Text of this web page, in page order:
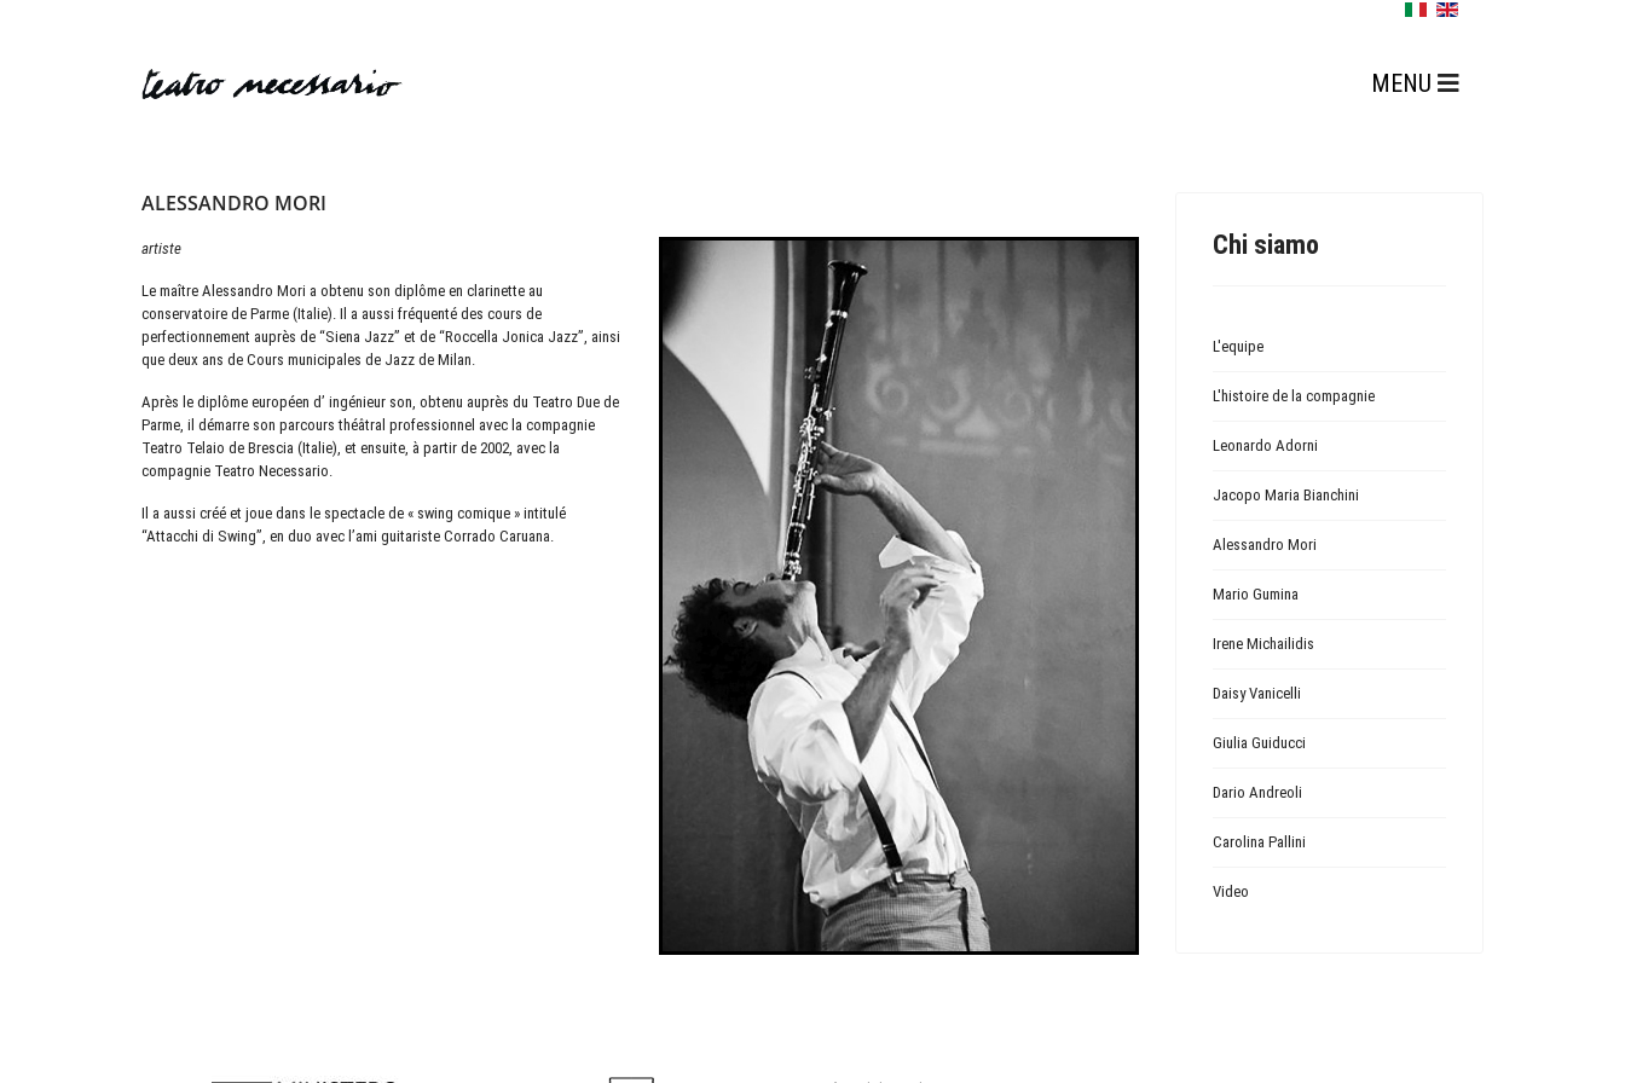
ALESSANDRO MORI
artiste
Le maître Alessandro Mori a obtenu son diplôme en clarinette au
conservatoire de Parme (Italie). Il a aussi fréquenté des cours de
perfectionnement auprès de “Siena Jazz” et de “Roccella Jonica Jazz”, ainsi
que deux ans de Cours municipales de Jazz de Milan.
Après le diplôme européen d’ ingénieur son, obtenu auprès du Teatro Due de
Parme, il démarre son parcours théâtral professionnel avec la compagnie
Teatro Telaio de Brescia (Italie), et ensuite, à partir de 2002, avec la
compagnie Teatro Necessario.
Il a aussi créé et joue dans le spectacle de « swing comique » intitulé
“Attacchi di Swing”, en duo avec l’ami guitariste Corrado Caruana.
Previous
Chi siamo
L'equipe
L'histoire de la compagnie
Leonardo Adorni
Jacopo Maria Bianchini
Alessandro Mori
Mario Gumina
Irene Michailidis
Daisy Vanicelli
Giulia Guiducci
Dario Andreoli
Carolina Pallini
Video